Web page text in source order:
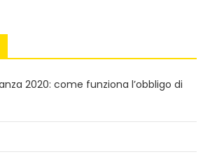
2020: come funziona l’obbligo di